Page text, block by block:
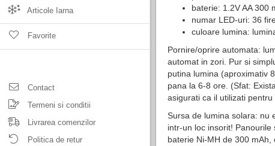
Articole Iarna
Favorite
Contact
Termeni si conditii
Livrarea comenzilor
Politica de retur
baterie: 1.2V AA 300
numar LED-uri: 36
culoare lumina:
Pornire/oprire automata:
automat in zori. Pur si
putina lumina (aproximativ
pana la 6-8 ore. (Sfat:
asigurati ca il utilizati
Sursa de lumina solara: nu
intr-un loc insorit!
baterie Ni-MH de 300